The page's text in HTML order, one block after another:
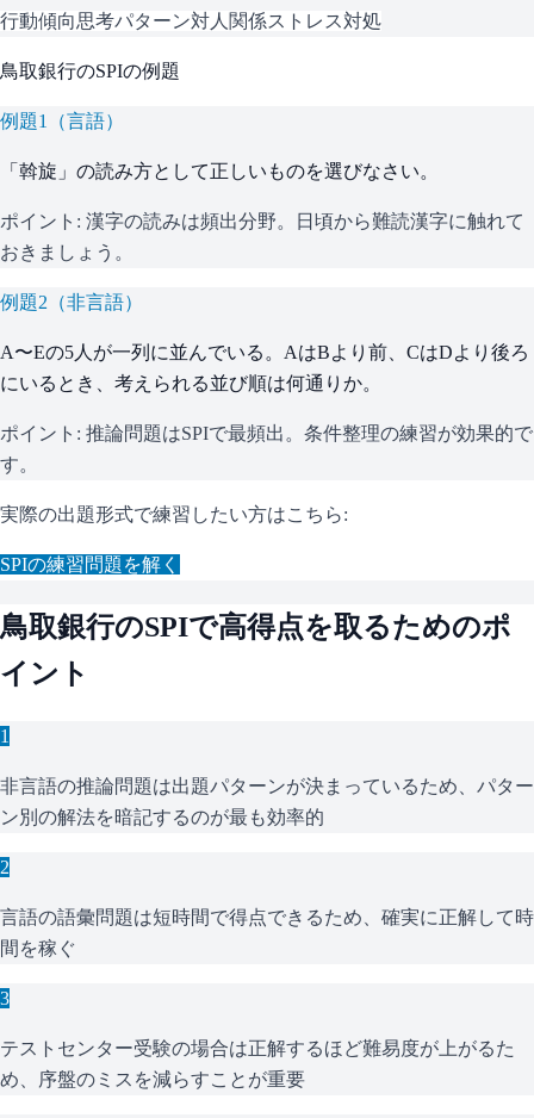
行動傾向思考パターン対人関係ストレス対処
鳥取銀行のSPIの例題
例題1 （言語）
「斡旋」の読み方として正しいものを選びなさい。
ポイント: 漢字の読みは頻出分野。日頃から難読漢字に触れて
おきましょう。
例題2 （非言語）
A〜Eの5人が一列に並んでいる。AはBより前、CはDより後ろ
にいるとき、考えられる並び順は何通りか。
ポイント: 推論問題はSPIで最頻出。条件整理の練習が効果的で
す。
実際の出題形式で練習したい方はこちら:
SPIの練習問題を解く
鳥取銀行のSPIで高得点を取るためのポ
イント
1
非言語の推論問題は出題パターンが決まっているため、パター
ン別の解法を暗記するのが最も効率的
2
言語の語彙問題は短時間で得点できるため、確実に正解して時
間を稼ぐ
3
テストセンター受験の場合は正解するほど難易度が上がるた
め、序盤のミスを減らすことが重要